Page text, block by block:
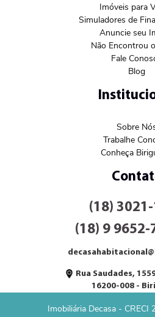
Imóveis para
Simuladores de
Anuncie seu
Não Encontrou
Fale
Blog
Sobre
Trabalhe
Conheça
(18)
(18) 9 9652-
Rua Saudades,
16200-008 -
Imobiliária Decasa - CRECI